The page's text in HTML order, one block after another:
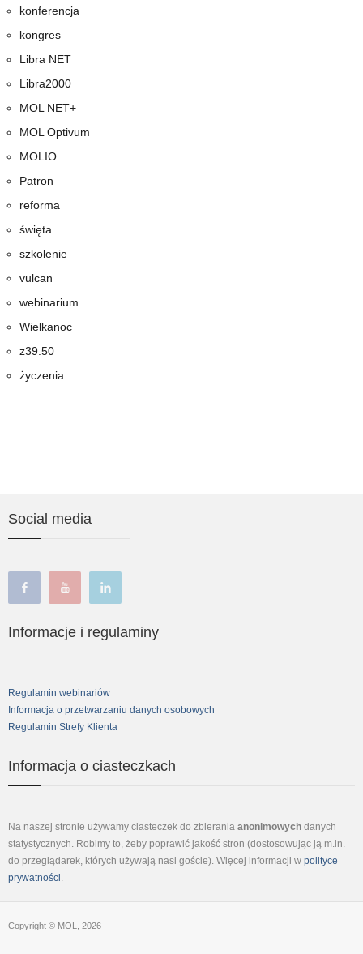
konferencja
kongres
Libra NET
Libra2000
MOL NET+
MOL Optivum
MOLIO
Patron
reforma
święta
szkolenie
vulcan
webinarium
Wielkanoc
z39.50
życzenia
Social media
Informacje i regulaminy
Regulamin webinariów
Informacja o przetwarzaniu danych osobowych
Regulamin Strefy Klienta
Informacja o ciasteczkach
Na naszej stronie używamy ciasteczek do zbierania anonimowych danych
statystycznych. Robimy to, żeby poprawić jakość stron (dostosowując ją m.in.
do przeglądarek, których używają nasi goście). Więcej informacji w polityce
prywatności.
Copyright © MOL, 2026